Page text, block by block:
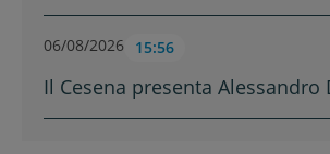
06/08/2026 15:56
Il Cesena presenta Alessandro